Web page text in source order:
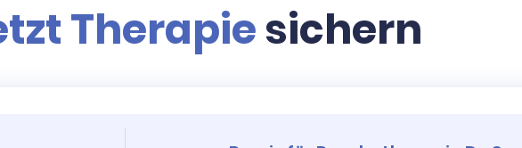
Therapiesichern